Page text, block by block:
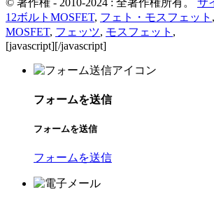
12ボルトMOSFET, フェト・モスフェット ,
MOSFET, フェッツ, モスフェット ,
[javascript][/javascript]
フォームを送信
フォームを送信
フォームを送信